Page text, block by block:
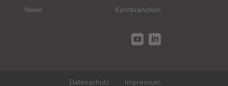
News Kernbranchen
 
Datenschutz Impressum